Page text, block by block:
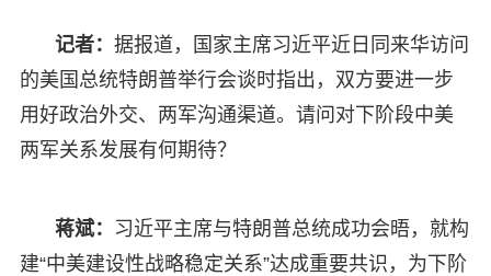
记者： 据报道，国家主席习近平近日同来华访问
的美国总统特朗普举行会谈时指出，双方要进一步
用好政治外交、两军沟通渠道。请问对下阶段中美
两军关系发展有何期待？
蒋斌：
习近平主席与特朗普总统成功会晤，就构
建“中美建设性战略稳定关系”达成重要共识，为下阶